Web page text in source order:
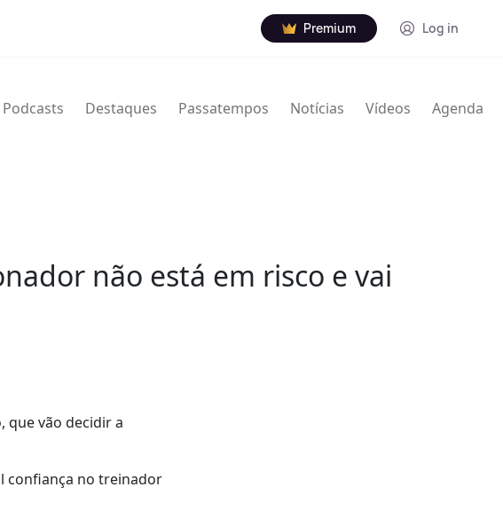
Premium Log in
Podcasts Destaques Passatempos Notícias Vídeos Agenda
não está em risco e vai
que vão decidir a
confiança no treinador